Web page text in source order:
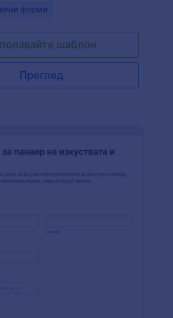
за дарения за вашите
сума, ако е необходимо.
ще поиска само тяхното име,
така че ако имате нужда от
да персонализирате
форми
шаблон
Преглед